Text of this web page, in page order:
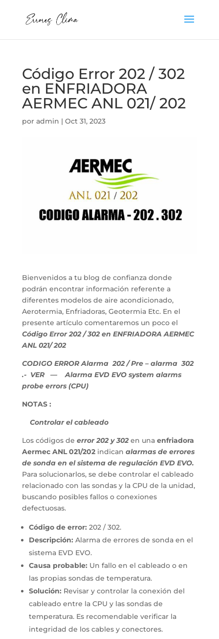
Código Error 202 / 302
en ENFRIADORA
AERMEC ANL 021/ 202
por admin | Oct 31, 2023
Bienvenidos a tu blog de confianza donde
podrán encontrar información referente a
diferentes modelos de aire acondicionado,
Aerotermia, Enfriadoras, Geotermia Etc. En el
presente artículo comentaremos un poco el
Código Error 202 / 302 en ENFRIADORA AERMEC
ANL 021/ 202
CODIGO ERROR Alarma 202 / Pre – alarma 302
.- VER — Alarma EVD EVO system alarms
probe errors (CPU)
NOTAS :
Controlar el cableado
Los códigos de error 202 y 302 en una enfriadora
Aermec ANL 021/202indican alarmas de errores
de sonda en el sistema de regulación EVD EVO.
Para solucionarlos, se debe controlar el cableado
relacionado con las sondas y la CPU de la unidad,
buscando posibles fallos o conexiones
defectuosas.
Código de error: 202 / 302.
Descripción: Alarma de errores de sonda en el
sistema EVD EVO.
Causa probable: Un fallo en el cableado o en
las propias sondas de temperatura.
Solución: Revisar y controlar la conexión del
cableado entre la CPU y las sondas de
temperatura. Es recomendable verificar la
integridad de los cables y conectores.